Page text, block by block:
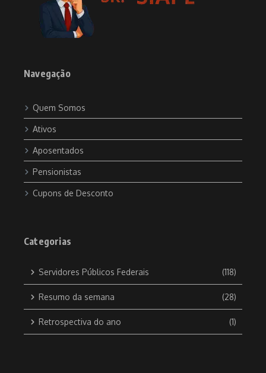
Navegação
Quem Somos
Ativos
Aposentados
Pensionistas
Cupons de Desconto
Categorias
Servidores Públicos Federais (118)
Resumo da semana (28)
Retrospectiva do ano (1)